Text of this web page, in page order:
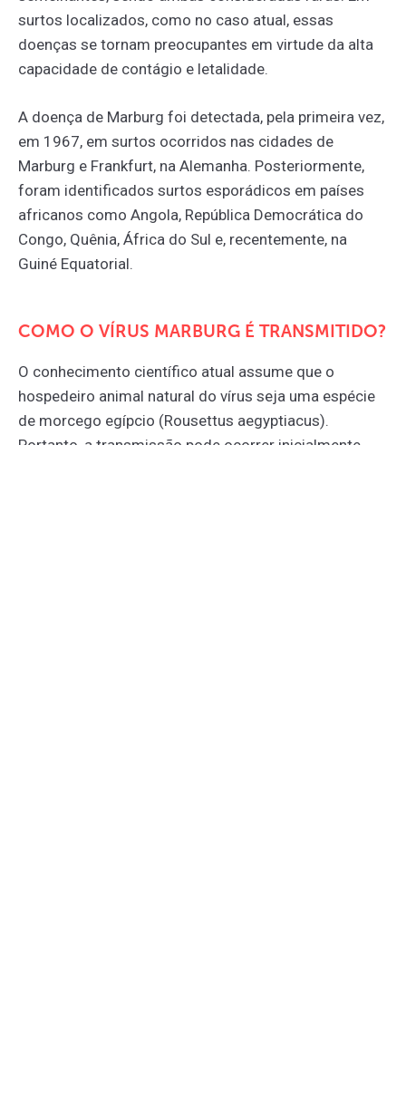
surtos localizados, como no caso atual, essas
doenças se tornam preocupantes em virtude da alta
capacidade de contágio e letalidade.
A doença de Marburg foi detectada, pela primeira vez,
em 1967, em surtos ocorridos nas cidades de
Marburg e Frankfurt, na Alemanha. Posteriormente,
foram identificados surtos esporádicos em países
africanos como Angola, República Democrática do
Congo, Quênia, África do Sul e, recentemente, na
Guiné Equatorial.
COMO O VÍRUS MARBURG É TRANSMITIDO?
O conhecimento científico atual assume que o
hospedeiro animal natural do vírus seja uma espécie
de morcego egípcio (Rousettus aegyptiacus).
Portanto, a transmissão pode ocorrer inicialmente